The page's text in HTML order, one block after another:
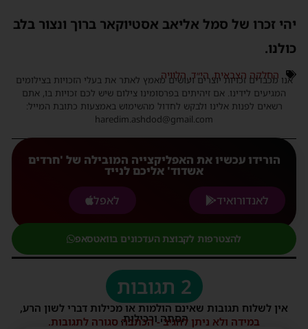
יהי זכרו של סמל אליאב אסטיוקאר ברוך ונצור בלב
כולנו.
החלקה הצבאית, הי״ד,הלוויה
אנו מכבדים זכויות יוצרים ועושים מאמץ לאתר את בעלי הזכויות בצילומים
המגיעים לידינו. אם זיהיתים בפרסומינו צילום שיש לכם זכויות בו, אתם
רשאים לפנות אלינו ולבקש לחדול מהשימוש באמצעות כתובת המייל:
haredim.ashdod@gmail.com
הורידו עכשיו את האפליקצייה המובילה של 'חרדים
אשדוד' אליכם לנייד
לאנדורואיד
לאפל
להצטרפות לקבוצת העדכונים בוואטסאפ
2 תגובות
אין לשלוח תגובות שאינם הולמות או מכילות דברי לשון הרע,
הסתה ורכילות.
במידה ולא ניתן להגיב - הכתבה סגורה לתגובות.